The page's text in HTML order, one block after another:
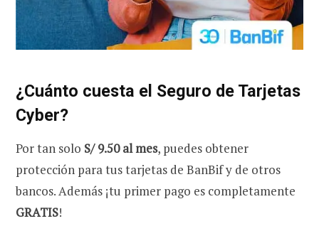
¿Cuánto cuesta el Seguro de Tarjetas
Cyber?
Por tan solo S/ 9.50 al mes, puedes obtener
protección para tus tarjetas de BanBif y de otros
bancos. Además ¡tu primer pago es completamente
GRATIS!